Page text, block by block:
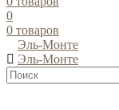
0
0 товаров
Эль-Монте
Эль-Монте